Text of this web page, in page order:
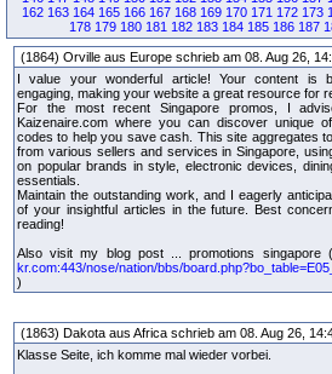
162 163 164 165 166 167 168 169 170 171 172 173
178 179 180 181 182 183 184 185 186 187
(1864) Orville aus Europe schrieb am 08. Aug 26,
I value your wonderful article! Your content is
engaging, making your website a great resource for
For the most recent Singapore promos, I
Kaizenaire.com where you can discover unique
codes to help you save cash. This site aggregates
from various sellers and services in Singapore,
on popular brands in style, electronic devices,
essentials.
Maintain the outstanding work, and I eagerly
of your insightful articles in the future. Best
reading!
Also visit my blog post ... promotions singapore (
kr.com:443/nose/nation/bbs/
)
(1863) Dakota aus Africa schrieb am 08. Aug 26,
Klasse Seite, ich komme mal wieder vorbei.